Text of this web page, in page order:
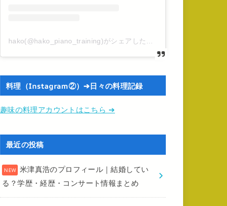
hako(@hako_piano_training)がシェアした投稿
料理（Instagram②）➔日々の料理記録
趣味の料理アカウントはこちら ➔
最近の投稿
米津真浩のプロフィール｜結婚してい
る？学歴・経歴・コンサート情報まとめ